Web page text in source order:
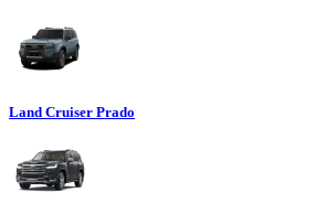
Land Cruiser Prado